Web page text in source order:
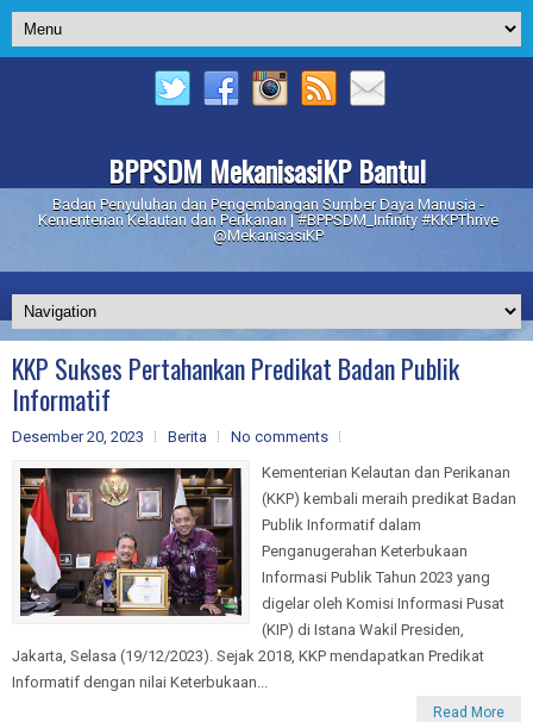
BPPSDM MekanisasiKP Bantul
Badan Penyuluhan dan Pengembangan Sumber Daya Manusia -
Kementerian Kelautan dan Perikanan | #BPPSDM_Infinity #KKPThrive
@MekanisasiKP
KKP Sukses Pertahankan Predikat Badan Publik
Informatif
Desember 20, 2023 Berita
No comments
Kementerian Kelautan dan Perikanan
(KKP) kembali meraih predikat Badan
Publik Informatif dalam
Penganugerahan Keterbukaan
Informasi Publik Tahun 2023 yang
digelar oleh Komisi Informasi Pusat
(KIP) di Istana Wakil Presiden,
Jakarta, Selasa (19/12/2023). Sejak 2018, KKP mendapatkan Predikat
Informatif dengan nilai Keterbukaan...
Read More